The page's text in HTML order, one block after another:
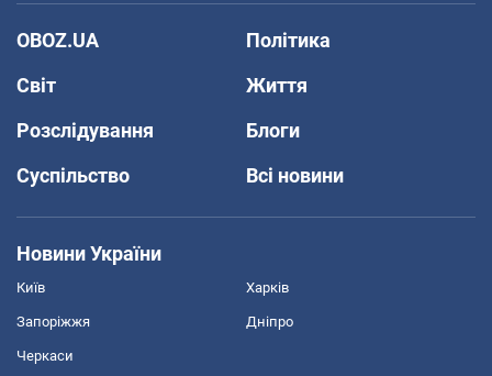
OBOZ.UA
Політика
Світ
Життя
Розслідування
Блоги
Суспільство
Всі новини
Новини України
Київ Харків
Запоріжжя Дніпро
Черкаси